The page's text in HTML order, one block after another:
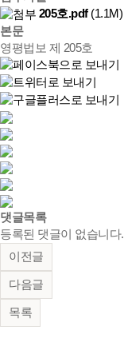
205호.pdf(1.1M)
본문
영평법보 제 205호
댓글목록
등록된 댓글이 없습니다.
이전글
다음글
목록